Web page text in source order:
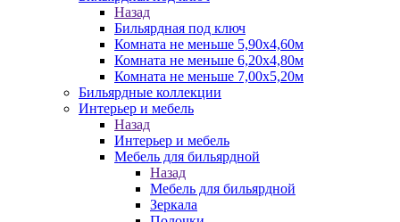
Назад
Бильярдная под ключ
Комната не меньше 5,90х4,60м
Комната не меньше 6,20х4,80м
Комната не меньше 7,00х5,20м
Бильярдные коллекции
Интерьер и мебель
Назад
Интерьер и мебель
Мебель для бильярдной
Назад
Мебель для бильярдной
Зеркала